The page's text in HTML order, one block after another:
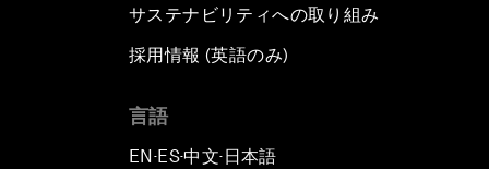
サステナビリティへの取り組み
採用情報 (英語のみ)
言語
EN ▪ ES▪中文▪ 日本語